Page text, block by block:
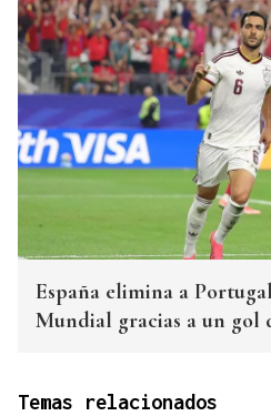
España elimina a
Mundial gracias a un gol
Temas relacionados